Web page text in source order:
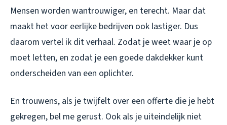
Mensen worden wantrouwiger, en terecht. Maar dat
maakt het voor eerlijke bedrijven ook lastiger. Dus
daarom vertel ik dit verhaal. Zodat je weet waar je op
moet letten, en zodat je een goede dakdekker kunt
onderscheiden van een oplichter.
En trouwens, als je twijfelt over een offerte die je hebt
gekregen, bel me gerust. Ook als je uiteindelijk niet